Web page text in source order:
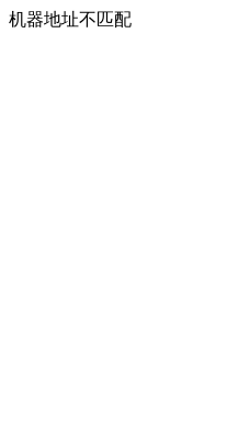
机器地址不匹配